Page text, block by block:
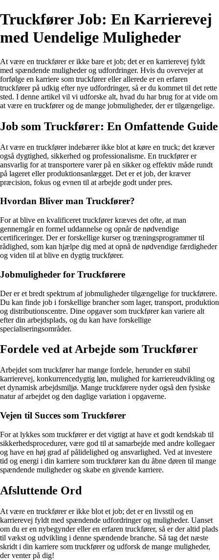
Truckfører Job: En Karrierevej
med Uendelige Muligheder
At være en truckfører er ikke bare et job; det er en karrierevej fyldt
med spændende muligheder og udfordringer. Hvis du overvejer at
forfølge en karriere som truckfører eller allerede er en erfaren
truckfører på udkig efter nye udfordringer, så er du kommet til det rette
sted. I denne artikel vil vi udforske alt, hvad du har brug for at vide om
at være en truckfører og de mange jobmuligheder, der er tilgængelige.
Job som Truckfører: En Omfattende Guide
At være en truckfører indebærer ikke blot at køre en truck; det kræver
også dygtighed, sikkerhed og professionalisme. En truckfører er
ansvarlig for at transportere varer på en sikker og effektiv måde rundt
på lageret eller produktionsanlægget. Det er et job, der kræver
præcision, fokus og evnen til at arbejde godt under pres.
Hvordan Bliver man Truckfører?
For at blive en kvalificeret truckfører kræves det ofte, at man
gennemgår en formel uddannelse og opnår de nødvendige
certificeringer. Der er forskellige kurser og træningsprogrammer til
rådighed, som kan hjælpe dig med at opnå de nødvendige færdigheder
og viden til at blive en dygtig truckfører.
Jobmuligheder for Truckførere
Der er et bredt spektrum af jobmuligheder tilgængelige for truckførere.
Du kan finde job i forskellige brancher som lager, transport, produktion
og distributionscentre. Dine opgaver som truckfører kan variere alt
efter din arbejdsplads, og du kan have forskellige
specialiseringsområder.
Fordele ved at Arbejde som Truckfører
Arbejdet som truckfører har mange fordele, herunder en stabil
karrierevej, konkurrencedygtig løn, mulighed for karriereudvikling og
et dynamisk arbejdsmiljø. Mange truckførere nyder også den fysiske
natur af arbejdet og den daglige variation i opgaverne.
Vejen til Succes som Truckfører
For at lykkes som truckfører er det vigtigt at have et godt kendskab til
sikkerhedsprocedurer, være god til at samarbejde med andre kollegaer
og have en høj grad af pålidelighed og ansvarlighed. Ved at investere
tid og energi i din karriere som truckfører kan du åbne døren til mange
spændende muligheder og skabe en givende karriere.
Afsluttende Ord
At være en truckfører er ikke blot et job; det er en livsstil og en
karrierevej fyldt med spændende udfordringer og muligheder. Uanset
om du er en nybegynder eller en erfaren truckfører, så er der altid plads
til vækst og udvikling i denne spændende branche. Så tag det næste
skridt i din karriere som truckfører og udforsk de mange muligheder,
der venter på dig!